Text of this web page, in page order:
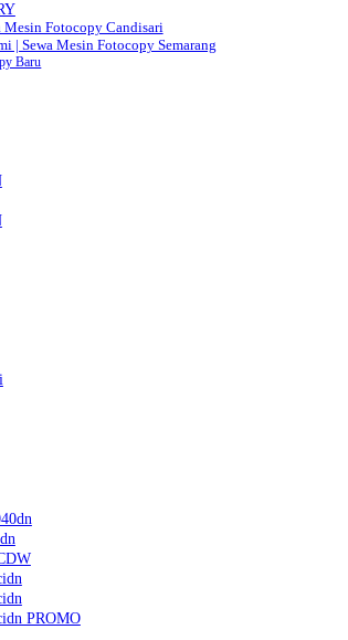
Mesin Fotocopy Candisari
| Sewa Mesin Fotocopy Semarang
Baru
PROMO